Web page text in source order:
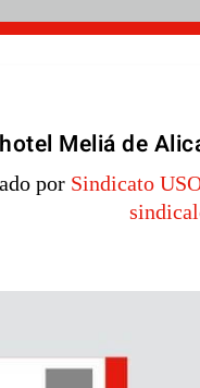
Meliá de
por Sindicato